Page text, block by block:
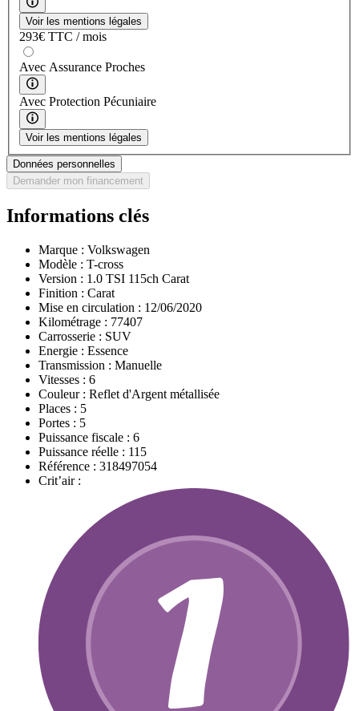
Voir les mentions légales
293€ TTC / mois
Avec Assurance Proches
Avec Protection Pécuniaire
Voir les mentions légales
Données personnelles
Demander mon financement
Informations clés
Marque : Volkswagen
Modèle : T-cross
Version : 1.0 TSI 115ch Carat
Finition : Carat
Mise en circulation : 12/06/2020
Kilométrage : 77407
Carrosserie : SUV
Energie : Essence
Transmission : Manuelle
Vitesses : 6
Couleur : Reflet d'Argent métallisée
Places : 5
Portes : 5
Puissance fiscale : 6
Puissance réelle : 115
Référence : 318497054
Crit’air :